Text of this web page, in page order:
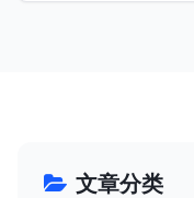
文章分类